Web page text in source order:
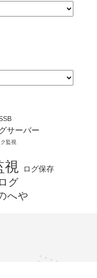
サーバー
監視
視 ログ保存
グ
へや